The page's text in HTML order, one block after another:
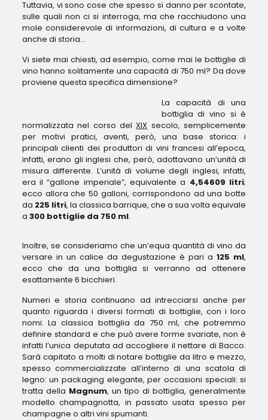
Tuttavia, vi sono cose che spesso si danno per scontate,
sulle quali non ci si interroga, ma che racchiudono una
mole considerevole di informazioni, di cultura e a volte
anche di storia…
Vi siete mai chiesti, ad esempio, come mai le bottiglie di
vino hanno solitamente una capacità di 750 ml? Da dove
proviene questa specifica dimensione?
La capacità di una
bottiglia di vino si è
normalizzata nel corso delXIX secolo, semplicemente
per motivi pratici, aventi, però, una base storica: i
principali clienti dei produttori di vini francesi all’epoca,
infatti, erano gli inglesi che, però, adottavano un’unità di
misura differente. L’unità di volume degli inglesi, infatti,
era il “gallone imperiale”, equivalente a 4,54609 litri;
ecco allora che 50 galloni, corrispondono ad una botte
da 225 litri, la classica barrique, che a sua volta equivale
a 300 bottiglie da 750 ml.
Inoltre, se consideriamo che un’equa quantità di vino da
versare in un calice da degustazione è pari a125 ml,
ecco che da una bottiglia si verranno ad ottenere
esattamente 6 bicchieri.
Numeri e storia continuano ad intrecciarsi anche per
quanto riguarda i diversi formati di bottiglie, con i loro
nomi. La classica bottiglia da 750 ml, che potremmo
definire standard e che può avere forme svariate, non è
infatti l’unica deputata ad accogliere il nettare di Bacco.
Sarà capitato a molti di notare bottiglie da litro e mezzo,
spesso commercializzate all’interno di una scatola di
legno: un packaging elegante, per occasioni speciali: si
tratta della Magnum, un tipo di bottiglia, generalmente
modello champagnotta, in passato usata spesso per
champagne o altri vini spumanti.